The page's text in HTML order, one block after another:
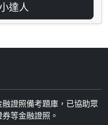
達人
證照備考題庫，已協助眾
等金融證照。